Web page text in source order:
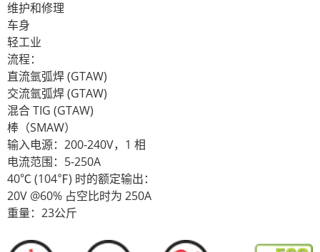
维护和修理
车身
轻工业
流程：
直流氩弧焊 (GTAW)
交流氩弧焊 (GTAW)
混合 TIG (GTAW)
棒（SMAW）
输入电源：200-240V，1 相
电流范围：5-250A
40℃ (104℉) 时的额定输出：
20V @60% 占空比时为 250A
重量：23公斤